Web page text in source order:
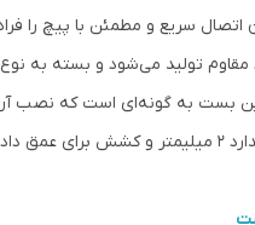
سریع و مطمئن با پیچ را
مقاوم تولید می‌شود و بسته به
بست به گونه‌ای است که نصب آن
از